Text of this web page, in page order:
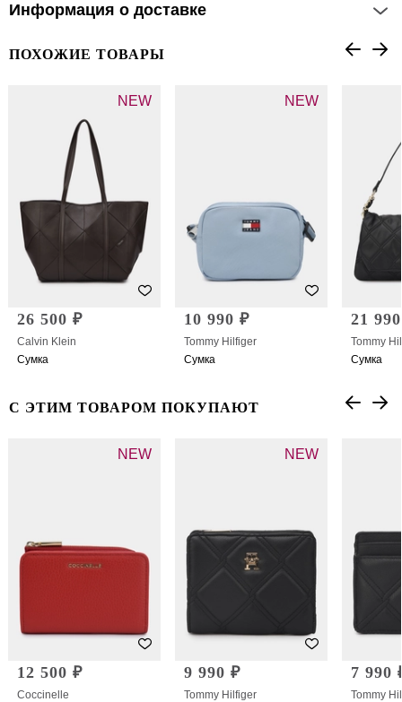
Информация о доставке
ПОХОЖИЕ ТОВАРЫ
NEW
26 500 ₽
Calvin Klein
Сумка
NEW
10 990 ₽
Tommy Hilfiger
Сумка
21
Tommy
Сумка
С ЭТИМ ТОВАРОМ ПОКУПАЮТ
NEW
12 500 ₽
Coccinelle
NEW
9 990 ₽
Tommy Hilfiger
7 990
Tommy